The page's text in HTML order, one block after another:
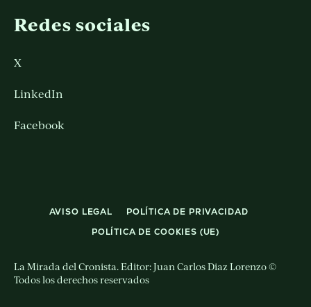
Redes sociales
X
LinkedIn
Facebook
AVISO LEGAL
POLÍTICA DE PRIVACIDAD
POLÍTICA DE COOKIES (UE)
La Mirada del Cronista. Editor: Juan Carlos Diaz Lorenzo ©
Todos los derechos reservados